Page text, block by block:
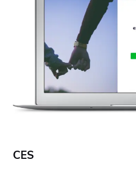
CES